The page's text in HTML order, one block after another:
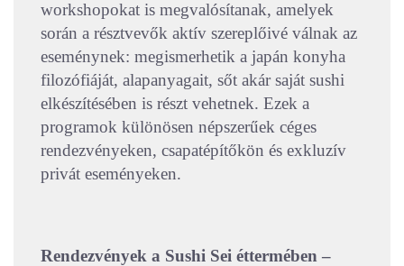
workshopokat is megvalósítanak, amelyek
során a résztvevők aktív szereplőivé válnak az
eseménynek: megismerhetik a japán konyha
filozófiáját, alapanyagait, sőt akár saját sushi
elkészítésében is részt vehetnek. Ezek a
programok különösen népszerűek céges
rendezvényeken, csapatépítőkön és exkluzív
privát eseményeken.
Rendezvények a Sushi Sei éttermében –